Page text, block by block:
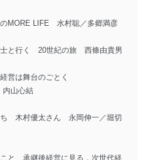
MORE LIFE 水村聡／多郷満彦
と行く 20世紀の旅 西條由貴男
営は舞台のごとく
山心結
木村優太さん 永岡伸一／堀切
と 承継後経営に見る，次世代経